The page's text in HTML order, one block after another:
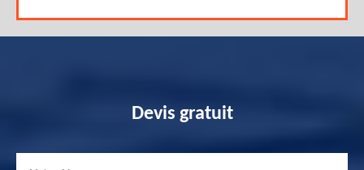
Devis gratuit